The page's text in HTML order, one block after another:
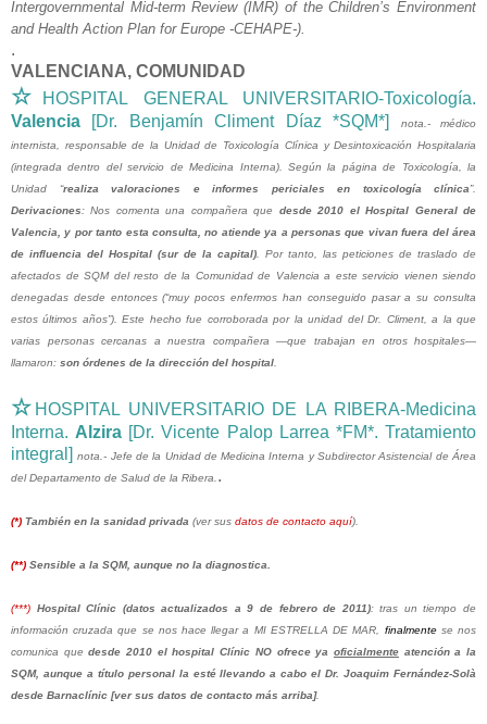
Intergovernmental Mid-term Review (IMR) of the Children’s Environment
and Health Action Plan for Europe -CEHAPE-).
.
VALENCIANA, COMUNIDAD
☆
HOSPITAL GENERAL UNIVERSITARIO-Toxicología.
Valencia [Dr. Benjamín Climent Díaz *SQM*]
nota.- médico
internista, responsable de la Unidad de Toxicología Clínica y Desintoxicación Hospitalaria
(integrada dentro del servicio de Medicina Interna). Según la página de Toxicología, la
Unidad “realiza valoraciones e informes periciales en toxicología clínica”.
Derivaciones: Nos comenta una compañera que desde 2010 el Hospital General de
Valencia, y por tanto esta consulta, no atiende ya a personas que vivan fuera del área
de influencia del Hospital (sur de la capital) . Por tanto, las peticiones de traslado de
afectados de SQM del resto de la Comunidad de Valencia a este servicio vienen siendo
denegadas desde entonces (“muy pocos enfermos han conseguido pasar a su consulta
estos últimos años”). Este hecho fue corroborada por la unidad del Dr. Climent, a la que
varias personas cercanas a nuestra compañera —que trabajan en otros hospitales—
llamaron: son órdenes de la dirección del hospital
☆ HOSPITAL UNIVERSITARIO DE LA RIBERA-Medicina
Interna. Alzira [Dr. Vicente Palop Larrea *FM*. Tratamiento
integral] nota.- Jefe de la Unidad de Medicina Interna y Subdirector Asistencial de Área
del Departamento de Salud de la Ribera. .
(*) También en la sanidad privada (ver sus datos de contacto aquí).
(**) Sensible a la SQM, aunque no la diagnostica.
(***) Hospital Clínic (datos actualizados a 9 de febrero de 2011): tras un tiempo de
información cruzada que se nos hace llegar a MI ESTRELLA DE MAR,
finalmente se nos
comunica quedesde 2010 el hospital Clínic NO ofrece ya oficialmenteatención a la
SQM, aunque a título personal la esté llevando a cabo el Dr. Joaquim Fernández-Solà
desde Barnaclínic [ver sus datos de contacto más arriba].